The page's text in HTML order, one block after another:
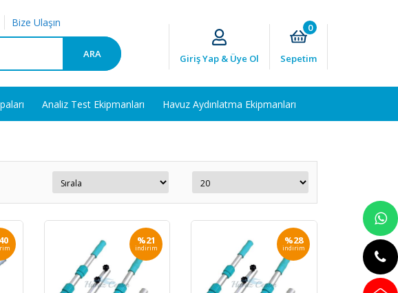
Bize Ulaşın
ARA Giriş Yap & Üye Ol
0
Sepetim
Analiz Test Ekipmanları Havuz Aydınlatma Ekipmanları
%21
indirim
%28
indirim